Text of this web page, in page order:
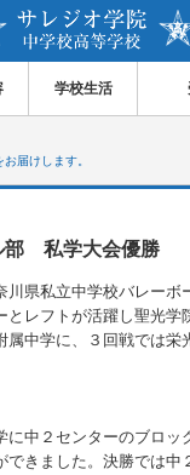
学校生活
届けします。
部 私学大会優勝
川県私立中学校バレーボ
とレフトが活躍し聖光学
中学に、３回戦では栄
に中２センターのブロッ
できました。決勝では中